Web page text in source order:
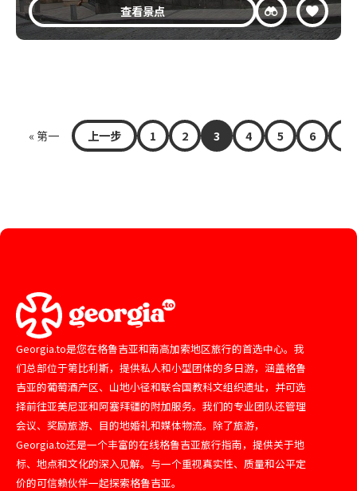
查看景点
« 第一 上一步 1 2 3 4 5 6
Georgia.to是您在格鲁吉亚和南高加索地区旅行的首选中心。我
们总部位于第比利斯，提供私人和小型团体的多日游，涵盖格鲁
吉亚的葡萄酒产区、山地小径和联合国教科文组织遗址，并可选
择前往亚美尼亚和阿塞拜疆的附加服务。我们的专业团队还管理
会议、奖励旅游、目的地婚礼和媒体物流。除了旅游，
Georgia.to还是一个丰富的在线格鲁吉亚旅行指南，提供关于地
标、地点和文化的深入见解。与一个重视真实性、质量和公平定
价的可信赖伙伴一起探索格鲁吉亚。